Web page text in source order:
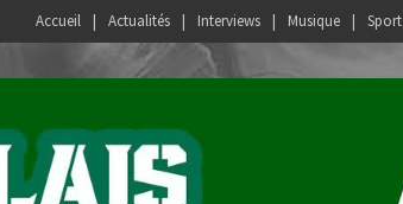
Accueil Actualités Interviews Musique Sport